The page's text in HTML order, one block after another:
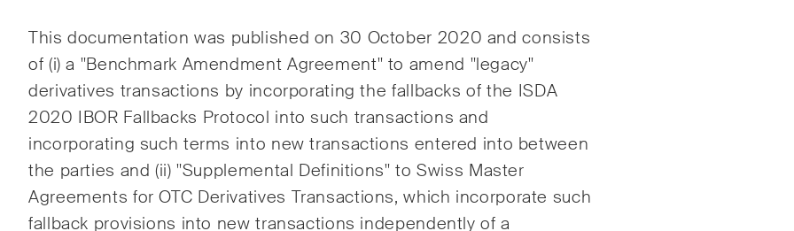
This documentation was published on 30 October 2020 and consists
of (i) a "Benchmark Amendment Agreement" to amend "legacy"
derivatives transactions by incorporating the fallbacks of the ISDA
2020 IBOR Fallbacks Protocol into such transactions and
incorporating such terms into new transactions entered into between
the parties and (ii) "Supplemental Definitions" to Swiss Master
Agreements for OTC Derivatives Transactions, which incorporate such
fallback provisions into new transactions independently of a
Energie
Handelsrecht / M&A
Kunstrecht &